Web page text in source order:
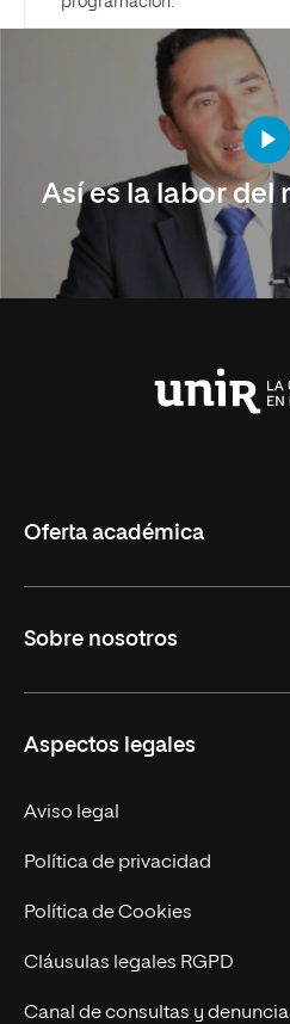
Así es la labor del
Oferta académica
Maestrías
Sobre nosotros
Trabaja en UNIR
Actualidad
Contacto
Aspectos legales
Aviso legal
Política de privacidad
Política de Cookies
Cláusulas legales RGPD
Canal de consultas y